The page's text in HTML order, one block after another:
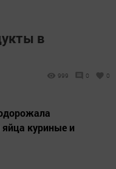
в
999 0 0
яйца куриные и